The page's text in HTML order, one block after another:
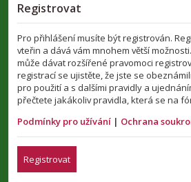
Registrovat
Pro přihlášení musíte být registrován.
vteřin a dává vám mnohem větší
může dávat rozšířené pravomoci
registrací se ujistěte, že jste se
pro použití a s dalšími pravidly a
přečtete jakákoliv pravidla, která se na
Podmínky pro užívání | Ochrana
Registrovat